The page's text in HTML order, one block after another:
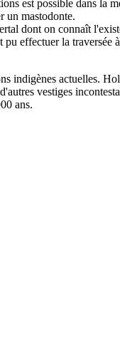
est possible dans la
un mastodonte.
dont on connaît
effectuer la traversée
indigènes actuelles.
vestiges
ans.